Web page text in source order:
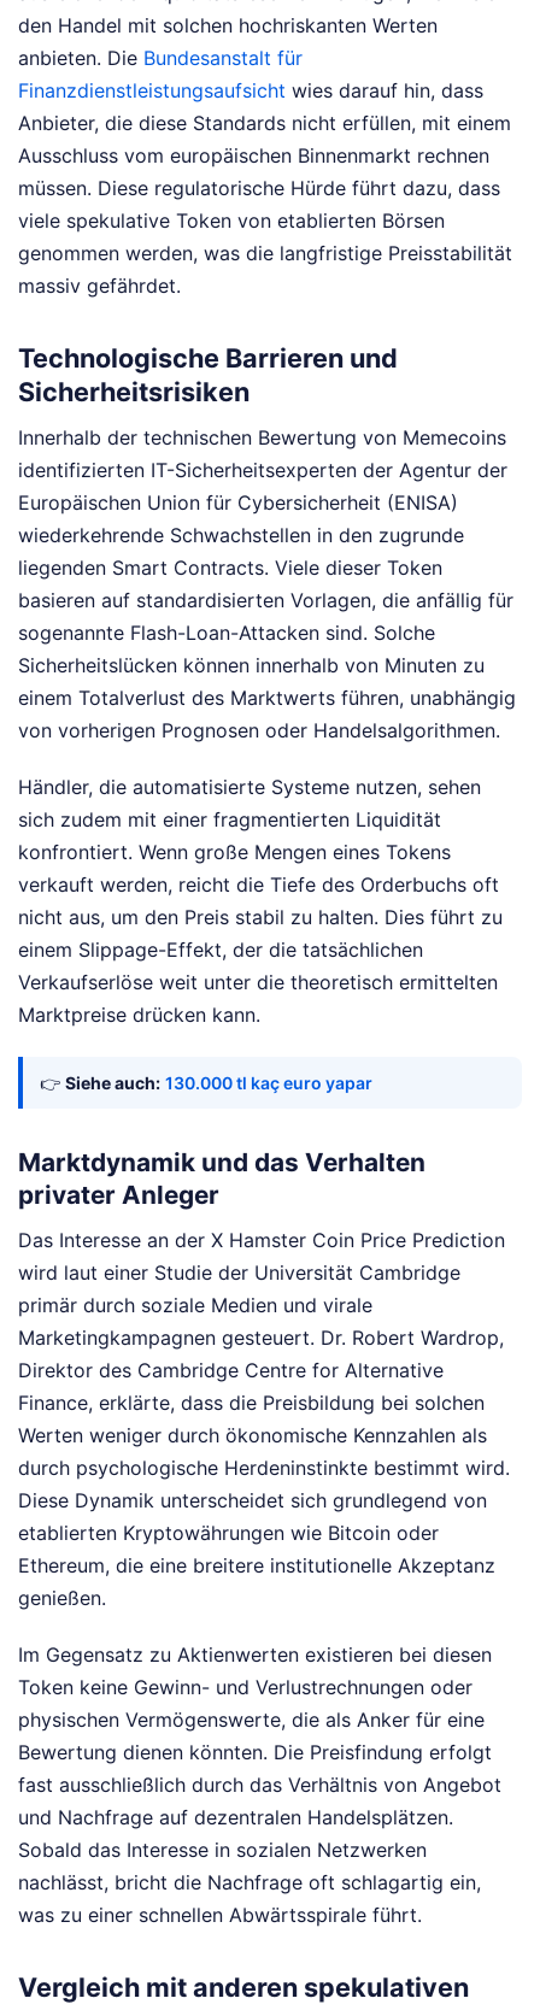
den Handel mit solchen hochriskanten Werten
anbieten. Die Bundesanstalt für
Finanzdienstleistungsaufsicht wies darauf hin, dass
Anbieter, die diese Standards nicht erfüllen, mit einem
Ausschluss vom europäischen Binnenmarkt rechnen
müssen. Diese regulatorische Hürde führt dazu, dass
viele spekulative Token von etablierten Börsen
genommen werden, was die langfristige Preisstabilität
massiv gefährdet.
Technologische Barrieren und
Sicherheitsrisiken
Innerhalb der technischen Bewertung von Memecoins
identifizierten IT-Sicherheitsexperten der Agentur der
Europäischen Union für Cybersicherheit (ENISA)
wiederkehrende Schwachstellen in den zugrunde
liegenden Smart Contracts. Viele dieser Token
basieren auf standardisierten Vorlagen, die anfällig für
sogenannte Flash-Loan-Attacken sind. Solche
Sicherheitslücken können innerhalb von Minuten zu
einem Totalverlust des Marktwerts führen, unabhängig
von vorherigen Prognosen oder Handelsalgorithmen.
Händler, die automatisierte Systeme nutzen, sehen
sich zudem mit einer fragmentierten Liquidität
konfrontiert. Wenn große Mengen eines Tokens
verkauft werden, reicht die Tiefe des Orderbuchs oft
nicht aus, um den Preis stabil zu halten. Dies führt zu
einem Slippage-Effekt, der die tatsächlichen
Verkaufserlöse weit unter die theoretisch ermittelten
Marktpreise drücken kann.
👉 Siehe auch: 130.000 tl kaç euro yapar
Marktdynamik und das Verhalten
privater Anleger
Das Interesse an der X Hamster Coin Price Prediction
wird laut einer Studie der Universität Cambridge
primär durch soziale Medien und virale
Marketingkampagnen gesteuert. Dr. Robert Wardrop,
Direktor des Cambridge Centre for Alternative
Finance, erklärte, dass die Preisbildung bei solchen
Werten weniger durch ökonomische Kennzahlen als
durch psychologische Herdeninstinkte bestimmt wird.
Diese Dynamik unterscheidet sich grundlegend von
etablierten Kryptowährungen wie Bitcoin oder
Ethereum, die eine breitere institutionelle Akzeptanz
genießen.
Im Gegensatz zu Aktienwerten existieren bei diesen
Token keine Gewinn- und Verlustrechnungen oder
physischen Vermögenswerte, die als Anker für eine
Bewertung dienen könnten. Die Preisfindung erfolgt
fast ausschließlich durch das Verhältnis von Angebot
und Nachfrage auf dezentralen Handelsplätzen.
Sobald das Interesse in sozialen Netzwerken
nachlässt, bricht die Nachfrage oft schlagartig ein,
was zu einer schnellen Abwärtsspirale führt.
Vergleich mit anderen spekulativen